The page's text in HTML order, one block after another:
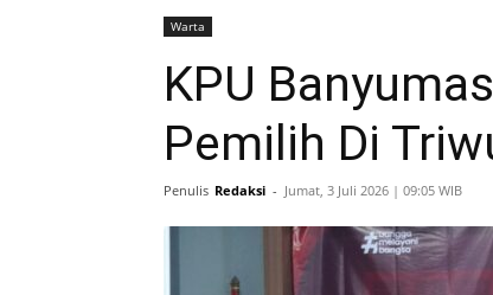
Warta
KPU
Pemilih Di
Penulis Redaksi - Jumat, 3 Juli 2026 | 09:05 WIB